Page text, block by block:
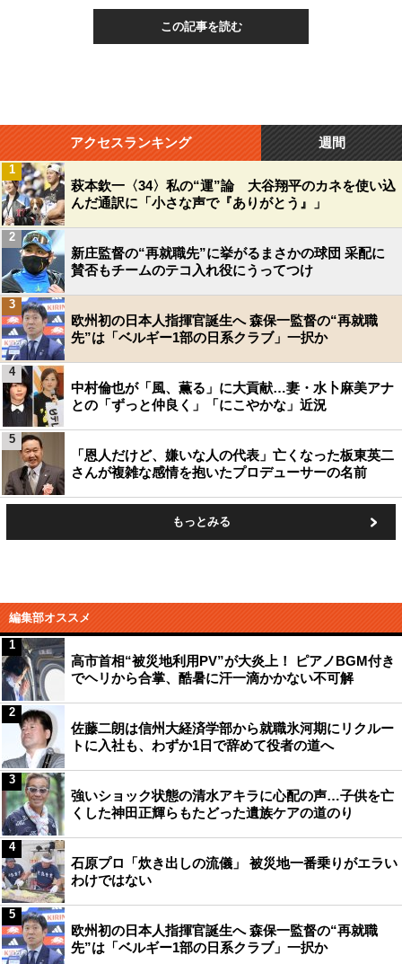
この記事を読む
アクセスランキング 週間
萩本欽一〈34〉私の“運”論 大谷翔平のカネを使い込
んだ通訳に「小さな声で『ありがとう』」
1
新庄監督の“再就職先”に挙がるまさかの球団 采配に
賛否もチームのテコ入れ役にうってつけ
2
欧州初の日本人指揮官誕生へ 森保一監督の“再就職
先”は「ベルギー1部の日系クラブ」一択か
3
中村倫也が「風、薫る」に大貢献…妻・水卜麻美アナ
との「ずっと仲良く」「にこやかな」近況
4
「恩人だけど、嫌いな人の代表」亡くなった板東英二
さんが複雑な感情を抱いたプロデューサーの名前
5
もっとみる
編集部オススメ
高市首相“被災地利用PV”が大炎上！ ピアノBGM付き
でヘリから合掌、酷暑に汗一滴かかない不可解
1
佐藤二朗は信州大経済学部から就職氷河期にリクルー
トに入社も、わずか1日で辞めて役者の道へ
2
強いショック状態の清水アキラに心配の声…子供を亡
くした神田正輝らもたどった遺族ケアの道のり
3
石原プロ「炊き出しの流儀」 被災地一番乗りがエラい
わけではない
4
欧州初の日本人指揮官誕生へ 森保一監督の“再就職
先”は「ベルギー1部の日系クラブ」一択か
5